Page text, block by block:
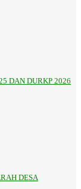
DAN DURKP 2026
DESA